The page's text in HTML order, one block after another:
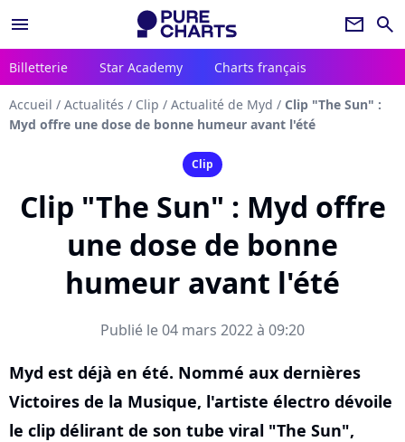
menu newsletter search
Billetterie Star Academy Charts français
Accueil / Actualités / Clip / Actualité de Myd / Clip "The Sun" :
Myd offre une dose de bonne humeur avant l'été
Clip
Clip "The Sun" : Myd offre
une dose de bonne
humeur avant l'été
Publié le 04 mars 2022 à 09:20
Myd est déjà en été. Nommé aux dernières
Victoires de la Musique, l'artiste électro dévoile
le clip délirant de son tube viral "The Sun",